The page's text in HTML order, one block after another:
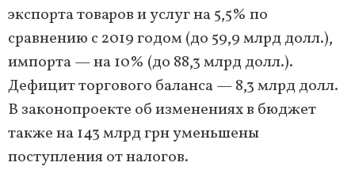
экспорта товаров и услуг на 5,5% по
сравнению с 2019 годом (до 59,9 млрд долл.),
импорта — на 10% (до 88,3 млрд долл.).
Дефицит торгового баланса — 8,3 млрд долл.
В законопроекте об изменениях в бюджет
также на 143 млрд грн уменьшены
поступления от налогов.